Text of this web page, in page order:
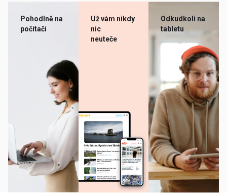
Pohodlně na
počítači
Už vám nikdy
nic
neuteče
Odkudkoli na
tabletu